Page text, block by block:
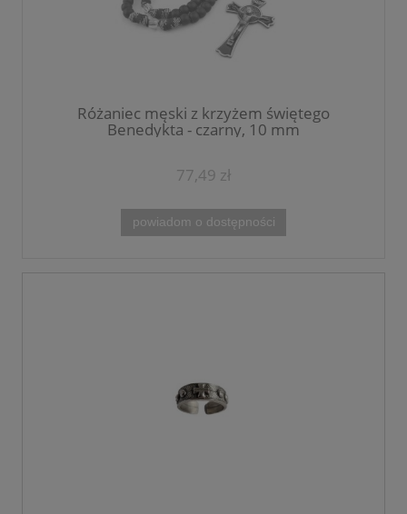
Różaniec męski z krzyżem świętego
Benedykta - czarny, 10 mm
77,49 zł
powiadom o dostępności